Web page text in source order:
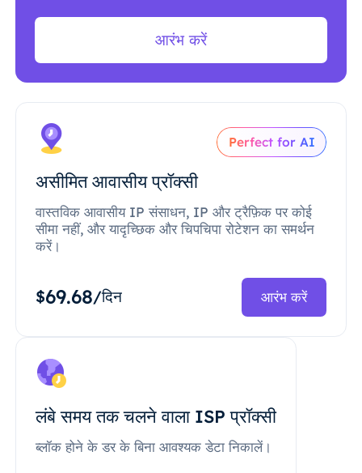
आरंभ करें
Perfect for AI
असीमित आवासीय प्रॉक्सी
वास्तविक आवासीय IP संसाधन, IP और ट्रैफ़िक पर कोई
सीमा नहीं, और यादृच्छिक और चिपचिपा रोटेशन का समर्थन
करें।
$69.68/दिन आरंभ करें
लंबे समय तक चलने वाला ISP प्रॉक्सी
ब्लॉक होने के डर के बिना आवश्यक डेटा निकालें।